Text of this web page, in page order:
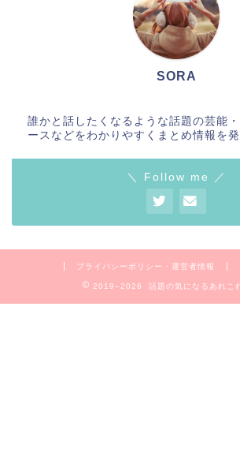
SORA
誰かと話したくなるような話題の芸能
ースなどをわかりやすくまとめ情報を発
＼ Follow me ／
プライバシーポリシー・運営者情報
2019–2026 話題の気になるあれこ